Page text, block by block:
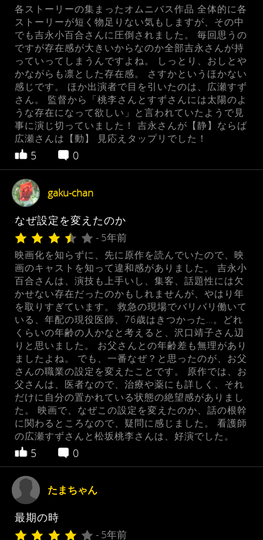
各ストーリーの集まったオムニバス作品 全体的に各
ストーリーが短く物足りない気もしますが、その中
でも吉永小百合さんに圧倒されました。 毎回思うの
ですが存在感が大きいからなのか全部吉永さんが持
っていってしまうんですよね。 しっとり、おしとや
かながらも凛とした存在感。 さすかというほかない
感じです。 ほか出演者で目を引いたのは、広瀬すず
さん。 監督から「桃李さんとすずさんには太陽のよ
うな存在になって欲しい」と言われていたようで見
事に演じ切っていました！ 吉永さんが【静】ならば
広瀬さんは【動】 見応えタップリでした！
5 0
gaku-chan
なぜ設定を変えたのか
- 5年前
映画化を知らずに、先に原作を読んでいたので、映
画のキャストを知って違和感がありました。 吉永小
百合さんは、演技も上手いし、集客、話題性には欠
かせない存在だったのかもしれませんが、やはり年
を取りすぎています。 救急の現場でバリバリ働いて
いる、年配の現役医師、76歳はきつかった…。どれ
くらいの年齢の人かなと考えると、沢口靖子さん辺
りと思いました。 お父さんとの年齢差も無理があり
ましたよね。 でも、一番なぜ？と思ったのが、お父
さんの職業の設定を変えたことです。 原作では、お
父さんは、医者なので、治療や薬にも詳しく、それ
だけに自分の置かれている状態の絶望感がありまし
た。 映画で、なぜこの設定を変えたのか、話の根幹
に関わるところなので、疑問に感じました。 看護師
の広瀬すずさんと松坂桃李さんは、好演でした。
5 0
たまちゃん
最期の時
- 5年前